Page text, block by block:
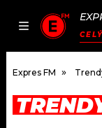
DOMŮ
Expres FM